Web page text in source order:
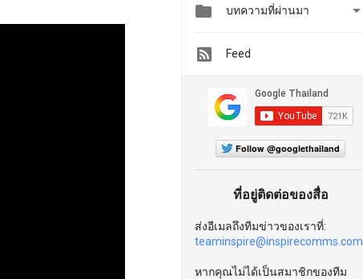
 บทความที่ผ่านมา 
Feed
Follow @googlethailand
ที่อยู่ติดต่อของสื่อ
ส่งอีเมลถึงทีมข่าวของเราที่:
teaminspire@inspirecomms.com.
หากคุณไม่ได้เป็นสมาชิกของทีม